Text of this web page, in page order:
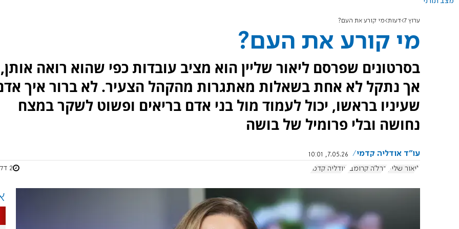
ערוץ 7 דעות מי קורע את העם?
מי קורע את העם?
בסרטונים שפרסם ליאור שליין הוא מציב עובדות כפי שהוא רואה אותן,
אך נתקל לא אחת בשאלות מאתגרות מהקהל הצעיר. לא ברור איך
שעיניו בראשו, יכול לעמוד מול בני אדם בריאים ופשוט לשקר במצח
נחושה ובלי פרומיל של בושה
עו"ד אודליה קדמי
7.05.26, 10:01
ליאור שליין
ברל'ה קרומבי אודליה קדמי 2 דקות